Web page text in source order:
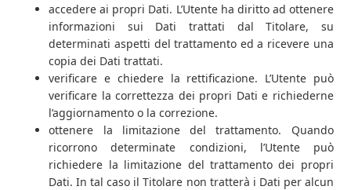
accedere ai propri Dati. L’Utente ha diritto ad ottenere
informazioni sui Dati trattati dal Titolare, su
determinati aspetti del trattamento ed a ricevere una
copia dei Dati trattati.
verificare e chiedere la rettificazione. L’Utente può
verificare la correttezza dei propri Dati e richiederne
l’aggiornamento o la correzione.
ottenere la limitazione del trattamento. Quando
ricorrono determinate condizioni, l’Utente può
richiedere la limitazione del trattamento dei propri
Dati. In tal caso il Titolare non tratterà i Dati per alcun